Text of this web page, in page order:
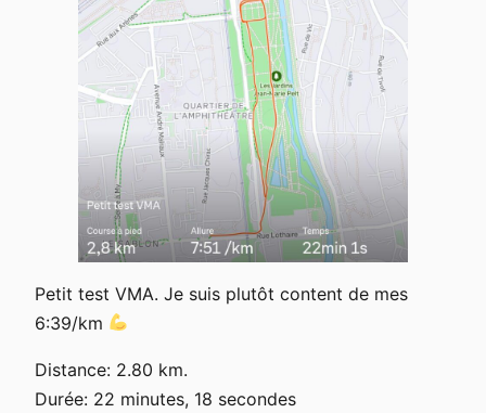
Petit test VMA. Je suis plutôt content de mes
6:39/km
Distance: 2.80 km.
Durée: 22 minutes, 18 secondes